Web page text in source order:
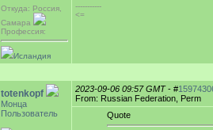
Откуда: Россия,
Самара
Профессия:
Исландия
-----------
<=
totenkopf
Монца
Пользователь
2023-09-06 09:57 GMT- #
From: Russian Federation, Perm
Quote